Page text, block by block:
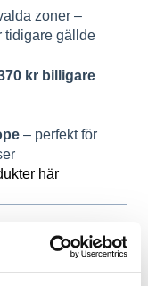
zoner –
tidigare gällde
kr billigare
– perfekt för
här